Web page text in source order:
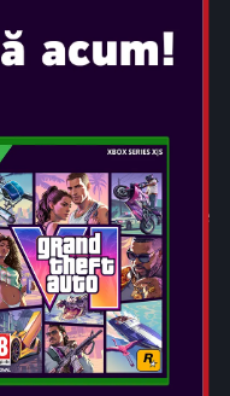
de design uimitor și
noi cu senzorii Hall
Alunecați
încorporate.
mappable și de
colaborare completă cu
pachetului
directoare de brand.
și de impact ale
inovatoare
Dincolo de estetică,